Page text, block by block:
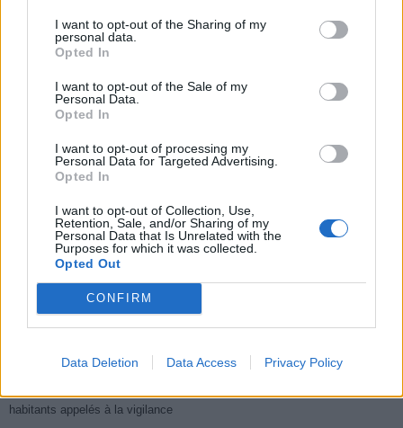
I want to opt-out of the Sharing of my
personal data.
Opted In
I want to opt-out of the Sale of my
Personal Data.
Opted In
I want to opt-out of processing my
Personal Data for Targeted Advertising.
Opted In
I want to opt-out of Collection, Use,
Retention, Sale, and/or Sharing of my
Personal Data that Is Unrelated with the
Purposes for which it was collected.
Opted Out
CONFIRM
Data Deletion Data Access Privacy Policy
Populaires
Médicament retiré en urgence pour risques graves et données falsifiées
Ce cancer mortel explose chez les personnes nées après 1980 : le
Je suis cardiologue et voici le seul chocolat que je valide : c’est le
meilleur pour le cœur
Cancer du foie : Symptômes silencieux mais vitaux à connaître
habitants appelés à la vigilance